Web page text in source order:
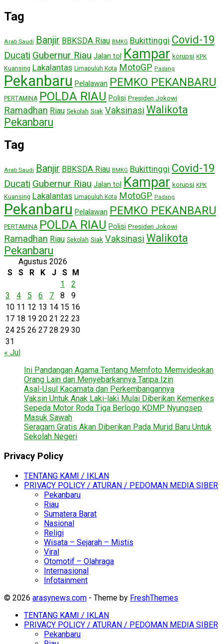
Tag
Arab Saudi Banjir BBKSDA Riau BMKG Bukittinggi Covid-19
Ducati Gubernur Riau Jalan tol Kampar korupsi KPK
Kuansing Lakalantas Limapuluh Kota MotoGP Padang
Pekanbaru Pelalawan PEMKO PEKANBARU
PERTAMINA POLDA RIAU Polisi Presiden Jokowi
Ramadhan Riau Sekolah Siak Vaksinasi Walikota
Pekanbaru
Tag
Arab Saudi Banjir BBKSDA Riau BMKG Bukittinggi Covid-19
Ducati Gubernur Riau Jalan tol Kampar korupsi KPK
Kuansing Lakalantas Limapuluh Kota MotoGP Padang
Pekanbaru Pelalawan PEMKO PEKANBARU
PERTAMINA POLDA RIAU Polisi Presiden Jokowi
Ramadhan Riau Sekolah Siak Vaksinasi Walikota
Pekanbaru
Agustus 2026
S
S R K J S
M
1
2
3
4 5 6 7 8
9
10 11 12 13 14 15 16
17 18 19 20 21 22 23
24 25 26 27 28 29 30
31
« Jul
Ini Pandangan Agama Tentang Memfoto Memvideokan
Orang Lain dan Menyebarkannya Tanpa Izin
Asal-Usul Kacamata dan Perkembangannya
Vaksin Untuk Anak Laki-laki Mulai Diberikan Kemenkes
Sepeda Motor Roda Tiga Berlogo KDMP Nyungsep
Masuk Sawah
Seragam Gratis Akan Diberikan Pada Murid Baru Untuk
Sekolah Negeri
Privacy Policy
TENTANG KAMI / IKLAN
PRIVACY POLICY / ATURAN / PEDOMAN MEDIA SIBER
Pekanbaru
Riau
Sumatera Barat
Nasional
Religi
Wisata – Sejarah – Mistis
Viral
Otomotif – Olahraga
Internasional
Infotainment
© 2026 arasynews.com - Theme by FreshThemes
TENTANG KAMI / IKLAN
PRIVACY POLICY / ATURAN / PEDOMAN MEDIA SIBER
Pekanbaru